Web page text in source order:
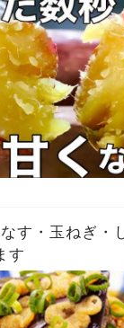
す・玉ねぎ・
す